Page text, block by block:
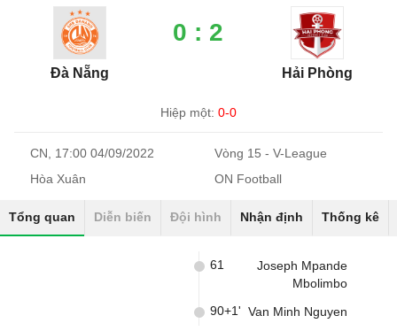
Đà Nẵng
0 : 2
Hải Phòng
Hiệp một: 0-0
CN, 17:00 04/09/2022
Vòng 15 - V-League
Hòa Xuân
ON Football
Tổng quan Diễn biến Đội hình Nhận định Thống kê
Joseph Mpande
Mbolimbo
61
Van Minh Nguyen
90+1'